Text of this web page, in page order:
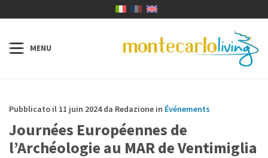
Pubblicato il 11 juin 2024 da Redazione in Événements
Journées Européennes de
l’Archéologie au MAR de Ventimiglia